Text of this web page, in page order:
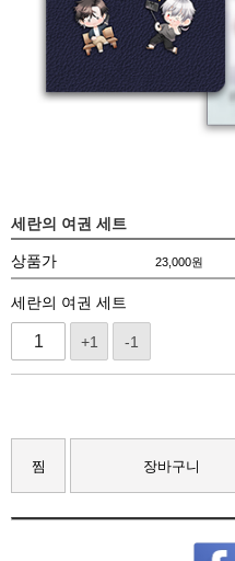
세란의 여권 세트
상품가 23,000원
세란의 여권 세트
+1 -1
찜 장바구니